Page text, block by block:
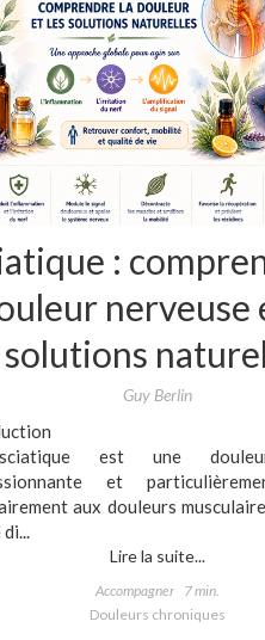
:
nerveuse
solutions
Guy Berlin
est une
et
aux douleurs
Lire la suite...
Accompagner 7 min.
Douleurs chroniques